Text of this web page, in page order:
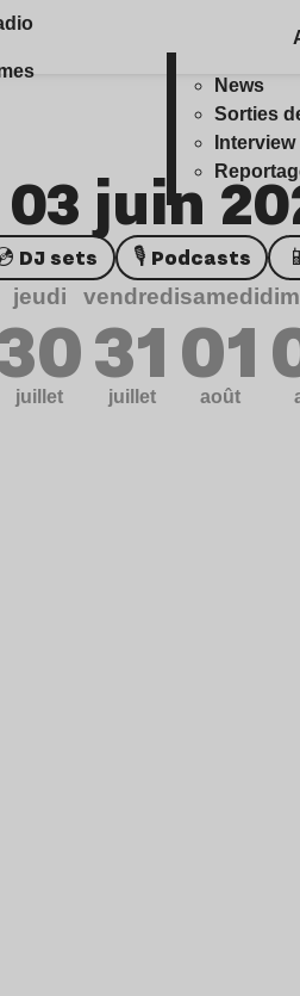
News
Sorties
Interview
juin
💿 DJ sets 🎙️ Podcasts
jeudi
juillet
vendredi
31
juillet
samedi
01
août